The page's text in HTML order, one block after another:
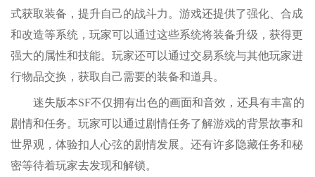
式获取装备，提升自己的战斗力。游戏还提供了强化、合成
和改造等系统，玩家可以通过这些系统将装备升级，获得更
强大的属性和技能。玩家还可以通过交易系统与其他玩家进
行物品交换，获取自己需要的装备和道具。
迷失版本SF不仅拥有出色的画面和音效，还具有丰富的
剧情和任务。玩家可以通过剧情任务了解游戏的背景故事和
世界观，体验扣人心弦的剧情发展。还有许多隐藏任务和秘
密等待着玩家去发现和解锁。